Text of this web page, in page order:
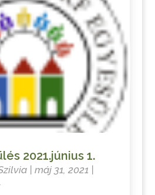
2021.június 1.
| máj 31, 2021